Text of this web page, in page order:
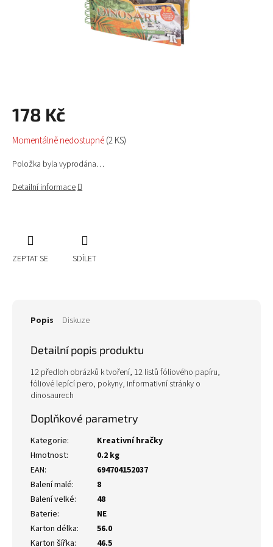
178 Kč
Měrná
cena:
Momentálně nedostupné(2 KS)
Položka byla vyprodána…
Detailní informace
ZEPTAT SE SDÍLET
Popis Diskuze
Detailní popis produktu
12 předloh obrázků k tvoření, 12 listů fóliového papíru,
fóliové lepící pero, pokyny, informativní stránky o
dinosaurech
Doplňkové parametry
Kategorie:
Kreativní hračky
Hmotnost:
0.2 kg
EAN:
694704152037
Balení malé:
8
Balení velké:
48
Baterie:
NE
Karton délka:
56.0
Karton šířka: 46.5